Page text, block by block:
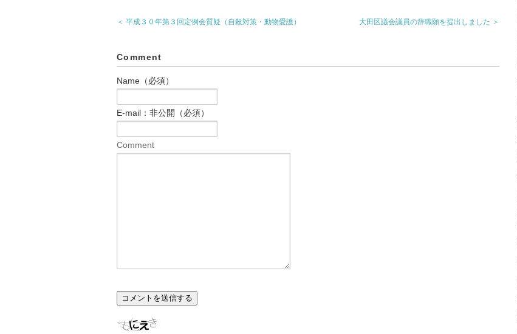
＜ 平成３０年第３回定例会質疑（自殺対策・動物愛護） 大田区議会議員の辞職願を提出しました ＞
Comment
Name（必須）
E-mail：非公開（必須）
Comment